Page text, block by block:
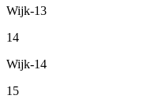
Wijk-13
14
Wijk-14
15